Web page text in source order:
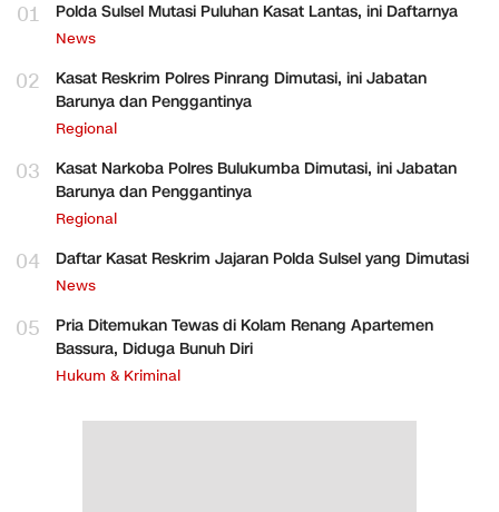
01 Polda Sulsel Mutasi Puluhan Kasat Lantas, ini Daftarnya
News
02
Kasat Reskrim Polres Pinrang Dimutasi, ini Jabatan
Barunya dan Penggantinya
Regional
03
Kasat Narkoba Polres Bulukumba Dimutasi, ini Jabatan
Barunya dan Penggantinya
Regional
04 Daftar Kasat Reskrim Jajaran Polda Sulsel yang Dimutasi
News
05
Pria Ditemukan Tewas di Kolam Renang Apartemen
Bassura, Diduga Bunuh Diri
Hukum & Kriminal